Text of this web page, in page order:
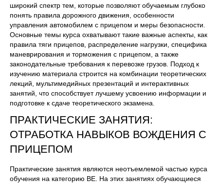
широкий спектр тем, которые позволяют обучаемым глубоко
понять правила дорожного движения, особенности
управления автомобилем с прицепом и меры безопасности.
Основные темы курса охватывают такие важные аспекты, как
правила тяги прицепов, распределение нагрузки, специфика
маневрирования и торможения с прицепом, а также
законодательные требования к перевозке грузов. Подход к
изучению материала строится на комбинации теоретических
лекций, мультимедийных презентаций и интерактивных
занятий, что способствует лучшему усвоению информации и
подготовке к сдаче теоретического экзамена.
ПРАКТИЧЕСКИЕ ЗАНЯТИЯ:
ОТРАБОТКА НАВЫКОВ ВОЖДЕНИЯ С
ПРИЦЕПОМ
Практические занятия являются неотъемлемой частью курса
обучения на категорию ВЕ. На этих занятиях обучающиеся